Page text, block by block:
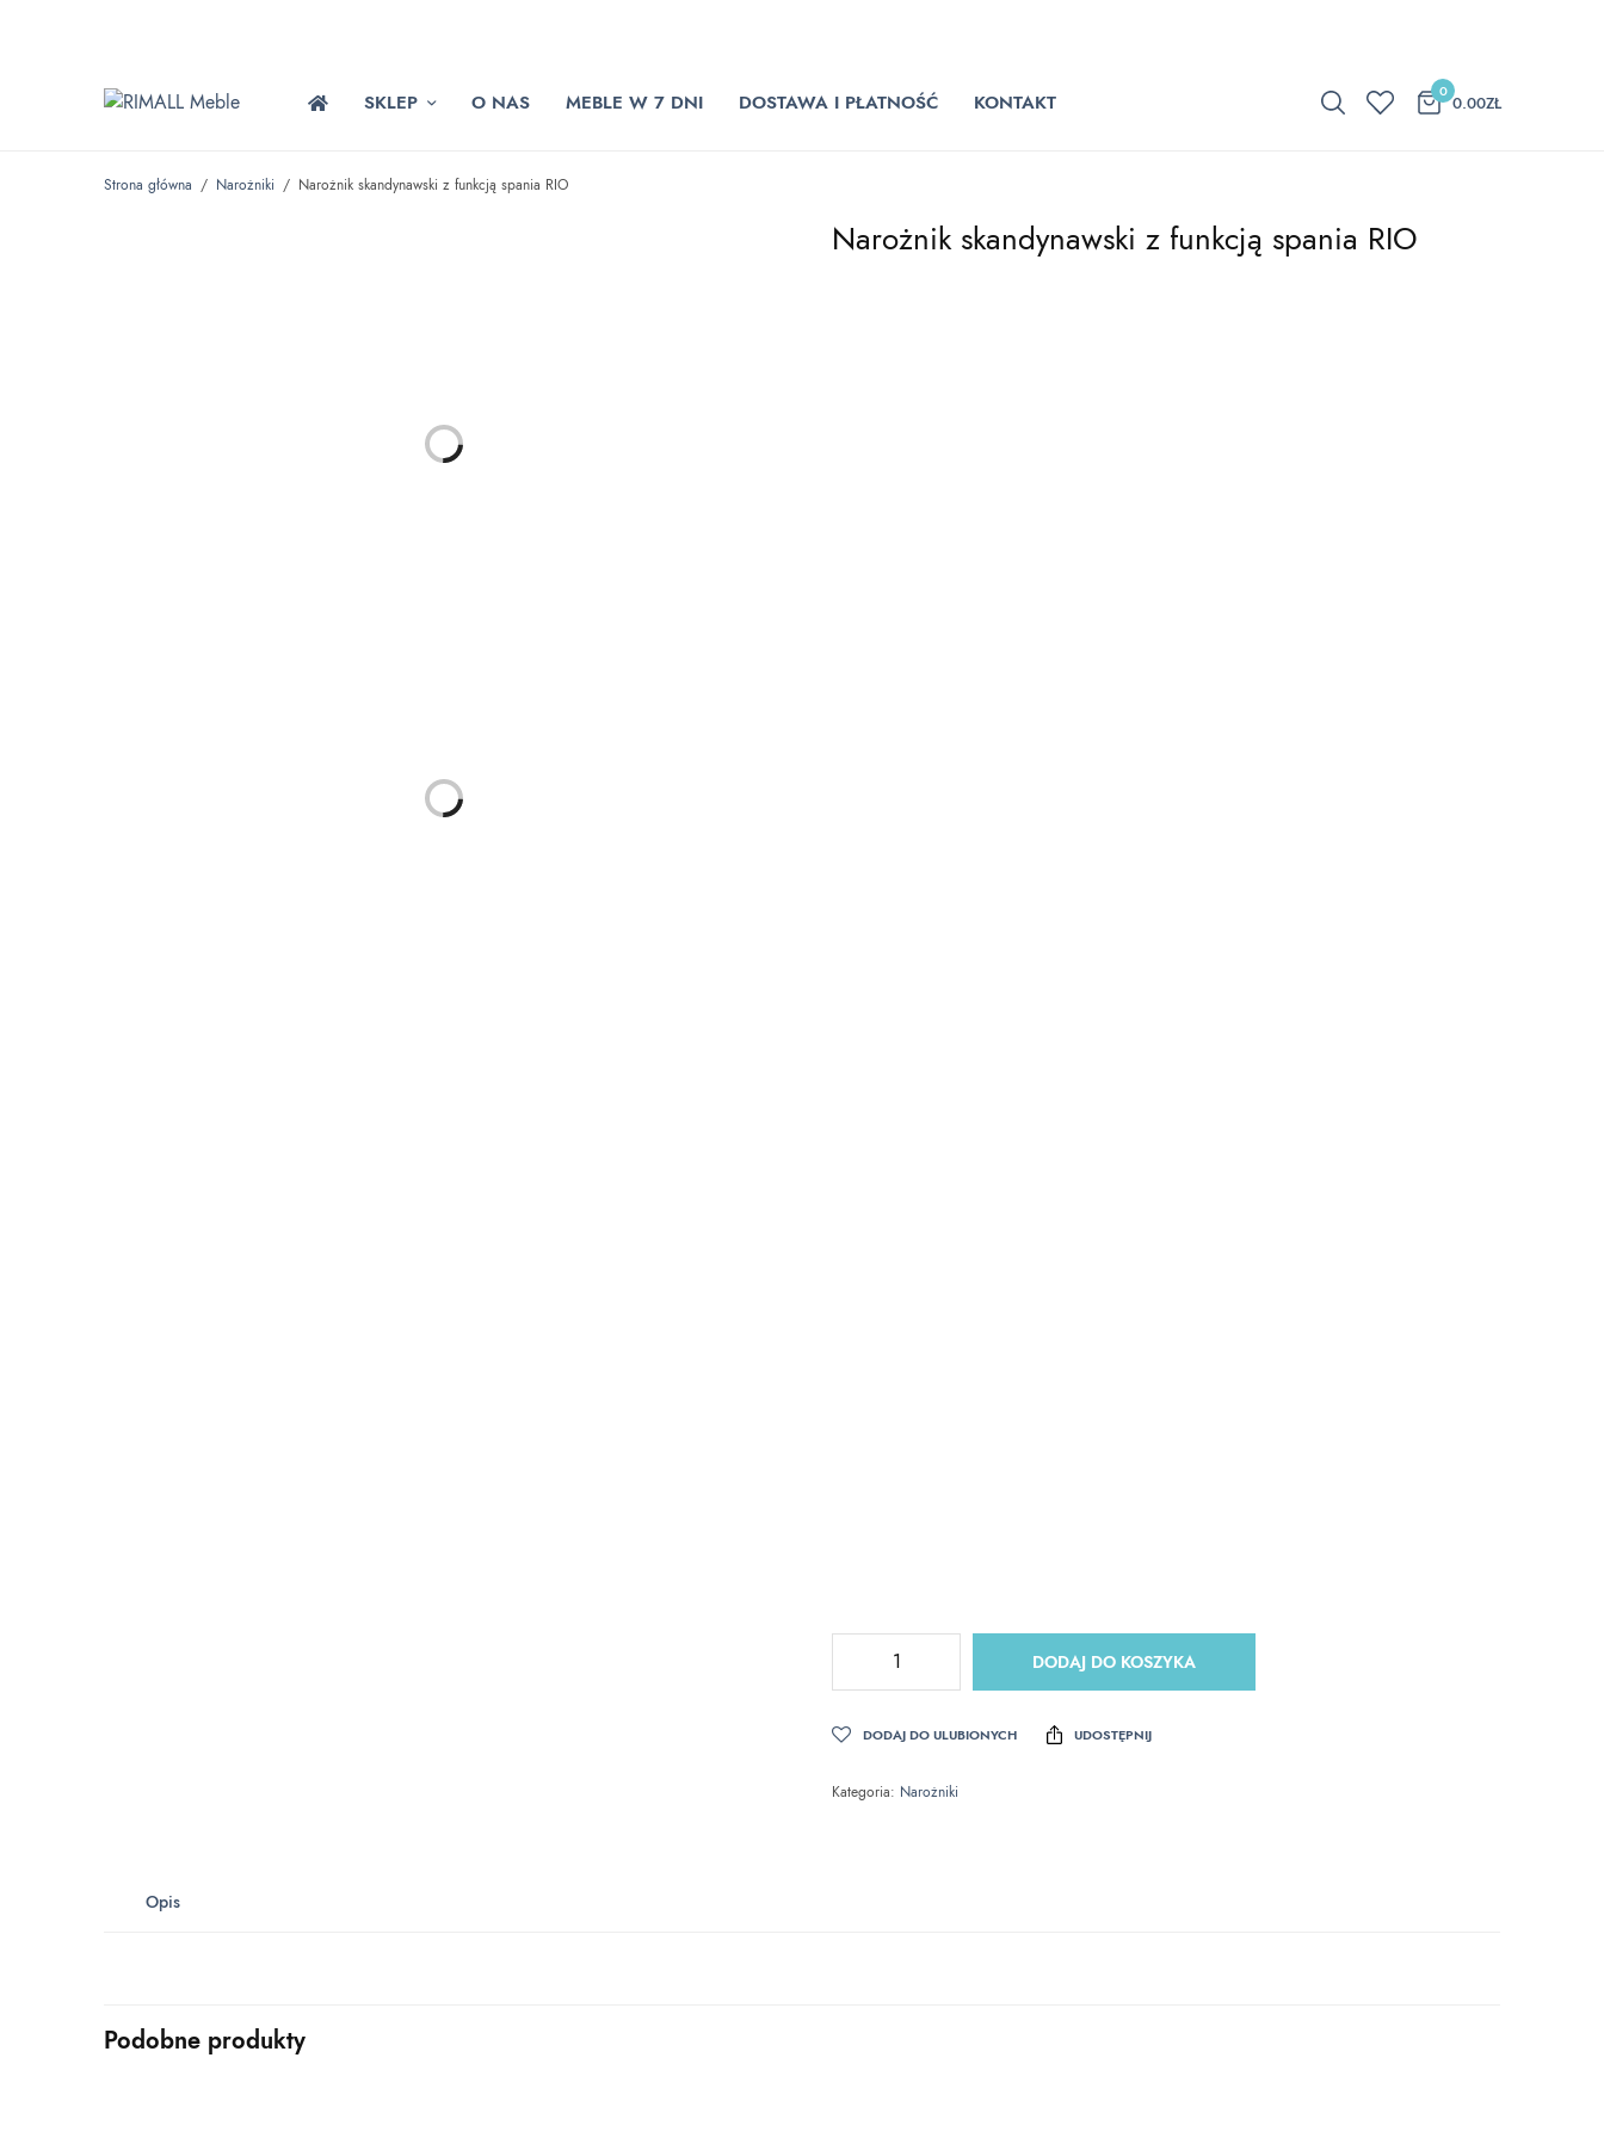
SKLEP O NAS MEBLE W 7 DNI DOSTAWA I PŁATNOŚĆ KONTAKT 0.00ZŁ
0
Strona główna / Narożniki / Narożnik skandynawski z funkcją spania RIO
Narożnik skandynawski z funkcją spania RIO
DODAJ DO KOSZYKA
DODAJ DO ULUBIONYCH UDOSTĘPNIJ
Kategoria: Narożniki
Opis
Podobne produkty